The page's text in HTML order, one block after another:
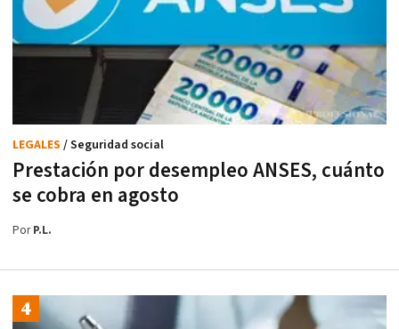
Prestación por desempleo ANSES, cuánto
se cobra en agosto
LEGALES / Seguridad social
PorP.L.